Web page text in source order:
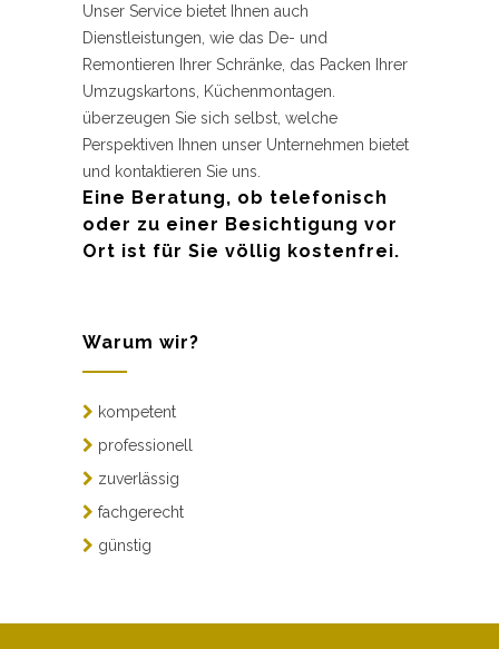
Unser Service bietet Ihnen auch
Dienstleistungen, wie das De- und
Remontieren Ihrer Schränke, das Packen Ihrer
Umzugskartons, Küchenmontagen.
überzeugen Sie sich selbst, welche
Perspektiven Ihnen unser Unternehmen bietet
und kontaktieren Sie uns.
Eine Beratung, ob telefonisch
oder zu einer Besichtigung vor
Ort ist für Sie völlig kostenfrei.
Warum wir?
kompetent
professionell
zuverlässig
fachgerecht
günstig